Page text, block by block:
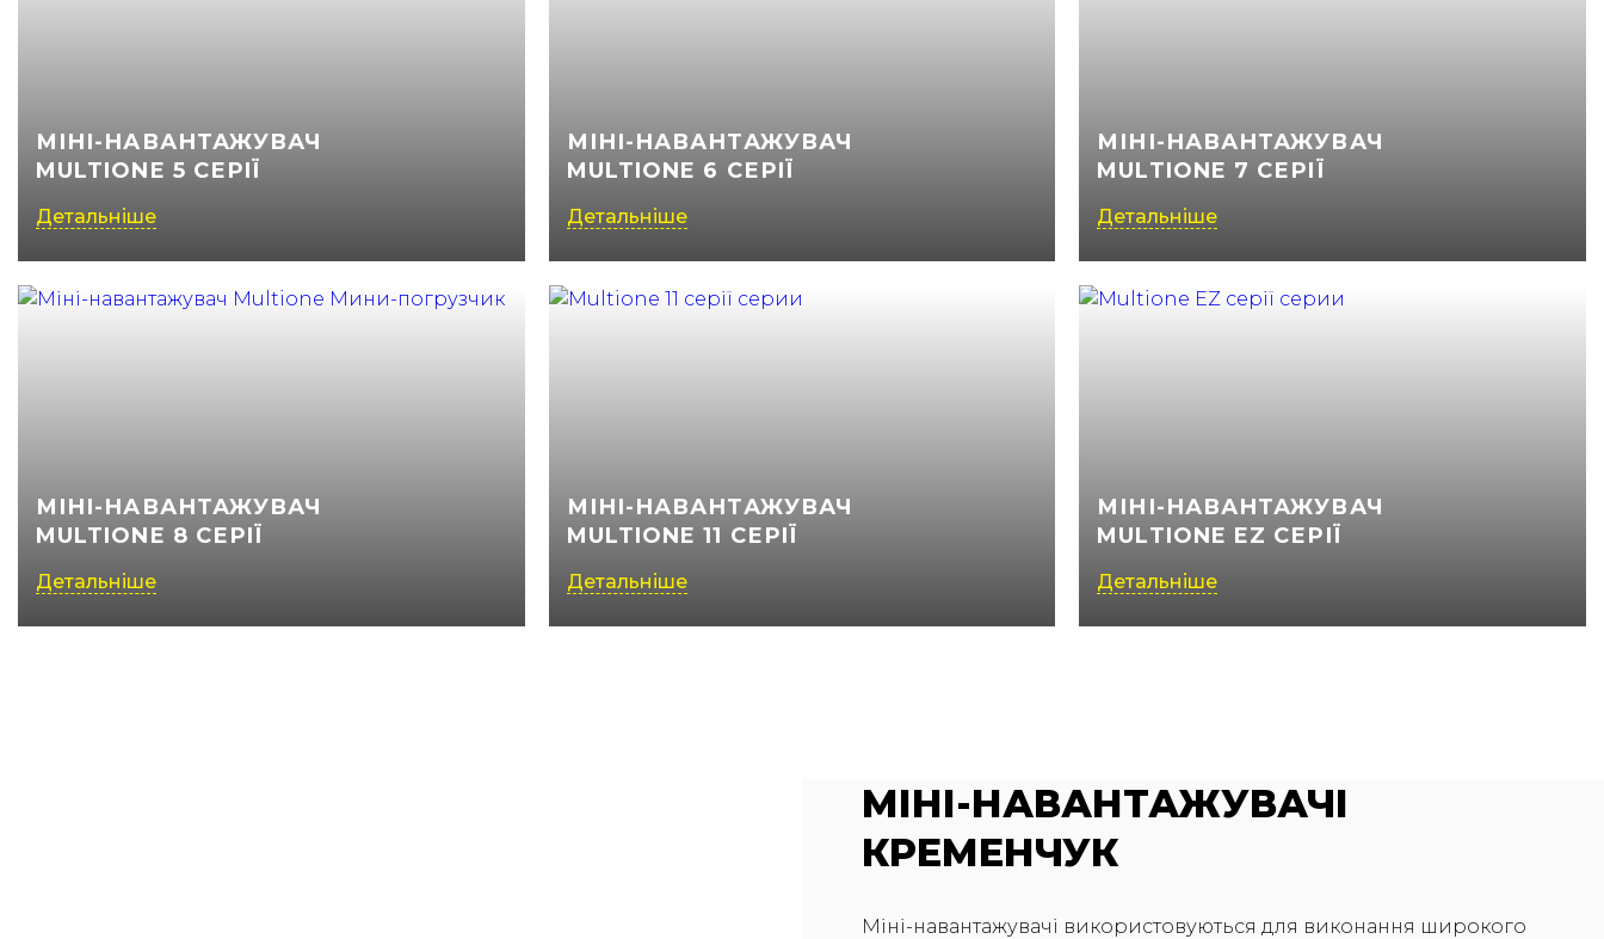
МІНІ-НАВАНТАЖУВАЧ
MULTIONE 5 СЕРІЇ
Детальніше
МІНІ-НАВАНТАЖУВАЧ
MULTIONE 6 СЕРІЇ
Детальніше
МІНІ-НАВАНТАЖУВАЧ
MULTIONE 7 СЕРІЇ
Детальніше
МІНІ-НАВАНТАЖУВАЧ
MULTIONE 8 СЕРІЇ
Детальніше
МІНІ-НАВАНТАЖУВАЧ
MULTIONE 11 СЕРІЇ
Детальніше
МІНІ-НАВАНТАЖУВАЧ
MULTIONE EZ СЕРІЇ
Детальніше
МІНІ-НАВАНТАЖУВАЧІ
КРЕМЕНЧУК
Міні-навантажувачі використовуються для виконання широкого